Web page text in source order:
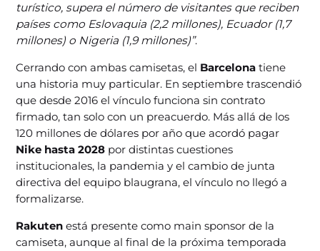
turístico, supera el número de visitantes que reciben
países como Eslovaquia (2,2 millones), Ecuador (1,7
millones) o Nigeria (1,9 millones)”.
Cerrando con ambas camisetas, el Barcelona tiene
una historia muy particular. En septiembre trascendió
que desde 2016 el vínculo funciona sin contrato
firmado, tan solo con un preacuerdo. Más allá de los
120 millones de dólares por año que acordó pagar
Nike hasta 2028 por distintas cuestiones
institucionales, la pandemia y el cambio de junta
directiva del equipo blaugrana, el vínculo no llegó a
formalizarse.
Rakuten está presente como main sponsor de la
camiseta, aunque al final de la próxima temporada